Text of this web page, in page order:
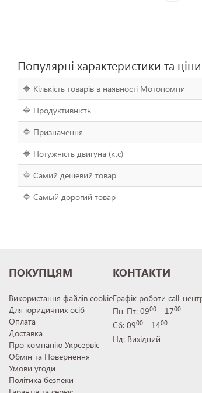
Популярні характеристики та
🔷 Кількість товарів в наявності Мотопомпи
🔷 Продуктивність
🔷 Призначення
🔷 Потужність двигуна (к.с)
🔷 Самий дешевий товар
🔷 Самый дорогий товар
ПОКУПЦЯМ
Використання файлів cookie
Для юридичних осіб
Оплата
Доставка
Про компанію Укрсервіс
Обмін та Повернення
Умови угоди
Політика безпеки
КОНТАКТИ
Графік роботи call-
Пн-Пт: 0900 - 1700
Сб: 0900 - 1400
Нд: Вихідний